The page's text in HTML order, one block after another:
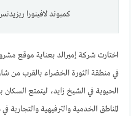
كمبوند لافينورا
في منطقة الثورة الخضراء بالقرب من
الحيوية في الشيخ زايد، ليتمتع
المناطق الخدمية والترفيهية